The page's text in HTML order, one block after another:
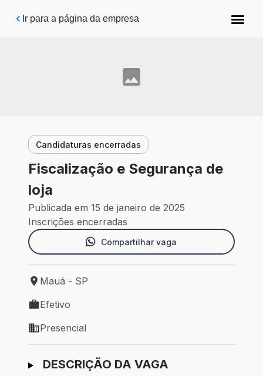
Pular para o conteúdo principal
Ir para a página da empresa
Candidaturas encerradas
Fiscalização e Segurança de
loja
Publicada em 15 de janeiro de 2025
Inscrições encerradas
Compartilhar vaga
Local de trabalho: Mauá - SP
Mauá - SP
Tipo de vaga: Efetivo
Efetivo
Modelo de trabalho: Presencial
Presencial
Ir para candidatura
DESCRIÇÃO DA VAGA